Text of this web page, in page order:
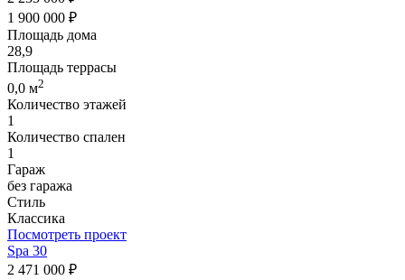
1 900 000 ₽
Площадь дома
28,9
Площадь террасы
0,0 м2
Количество этажей
1
Количество спален
1
Гараж
без гаража
Стиль
Классика
Посмотреть проект
Spa 30
2 471 000 ₽